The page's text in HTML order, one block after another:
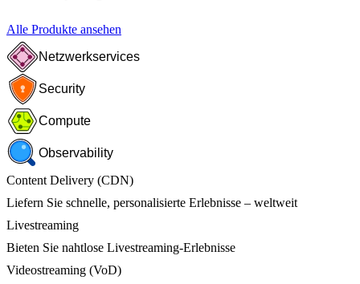
Alle Produkte ansehen
Netzwerkservices
Security
Compute
Observability
Content Delivery (CDN)
Liefern Sie schnelle, personalisierte Erlebnisse – weltweit
Livestreaming
Bieten Sie nahtlose Livestreaming-Erlebnisse
Videostreaming (VoD)